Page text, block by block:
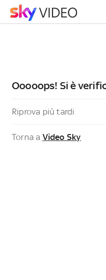
Ooooops! Si è
Riprova più tardi
Torna a Video Sky